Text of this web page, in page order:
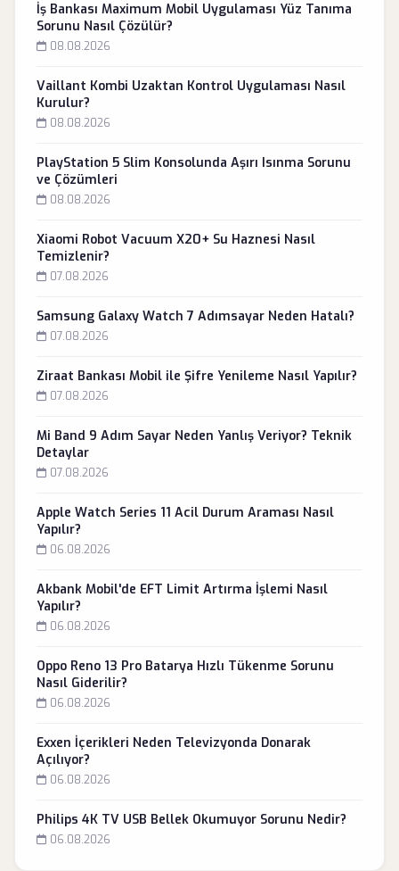
İş Bankası Maximum Mobil Uygulaması Yüz Tanıma
Sorunu Nasıl Çözülür?
08.08.2026
Vaillant Kombi Uzaktan Kontrol Uygulaması Nasıl
Kurulur?
08.08.2026
PlayStation 5 Slim Konsolunda Aşırı Isınma Sorunu
ve Çözümleri
08.08.2026
Xiaomi Robot Vacuum X20+ Su Haznesi Nasıl
Temizlenir?
07.08.2026
Samsung Galaxy Watch 7 Adımsayar Neden Hatalı?
07.08.2026
Ziraat Bankası Mobil ile Şifre Yenileme Nasıl Yapılır?
07.08.2026
Mi Band 9 Adım Sayar Neden Yanlış Veriyor? Teknik
Detaylar
07.08.2026
Apple Watch Series 11 Acil Durum Araması Nasıl
Yapılır?
06.08.2026
Akbank Mobil'de EFT Limit Artırma İşlemi Nasıl
Yapılır?
06.08.2026
Oppo Reno 13 Pro Batarya Hızlı Tükenme Sorunu
Nasıl Giderilir?
06.08.2026
Exxen İçerikleri Neden Televizyonda Donarak
Açılıyor?
06.08.2026
Philips 4K TV USB Bellek Okumuyor Sorunu Nedir?
06.08.2026